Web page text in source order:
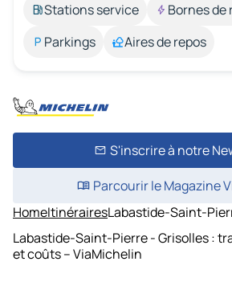
Stations service
Bornes de
Parkings
Aires de repos
S'inscrire à notre
Parcourir le Magazine
HomeItinérairesLabastide-Saint-
Labastide-Saint-Pierre - Grisolles :
et coûts – ViaMichelin